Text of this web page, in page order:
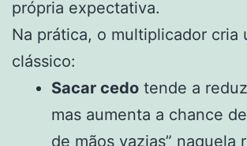
própria expectativa.
Na prática, o multiplicador cria
clássico:
Sacar cedo tende a
mas aumenta a chance
de mãos vazias” naquela